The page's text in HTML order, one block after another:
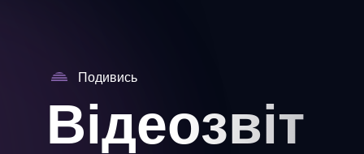
Подивись
Відеозвіт